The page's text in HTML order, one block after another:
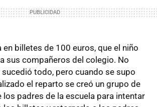
en billetes de 100 euros, que el niño
sus compañeros del colegio. No
todo, pero cuando se supo
el reparto se creó un grupo de
los padres de la escuela para intentar